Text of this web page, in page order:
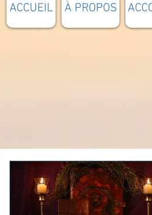
ACCUEIL À PROPOS